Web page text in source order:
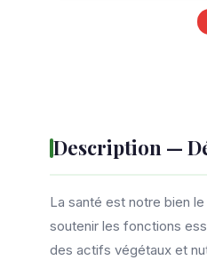
Description —
La santé est notre bien
soutenir les fonctions
des actifs végétaux et